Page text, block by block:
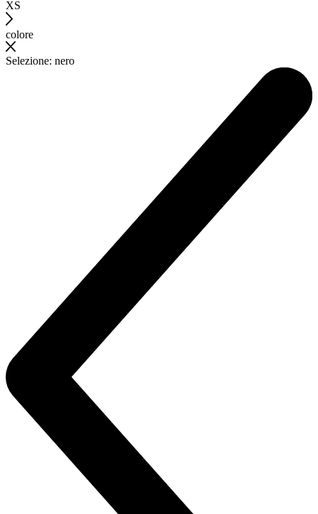
XS
colore
Selezione: nero